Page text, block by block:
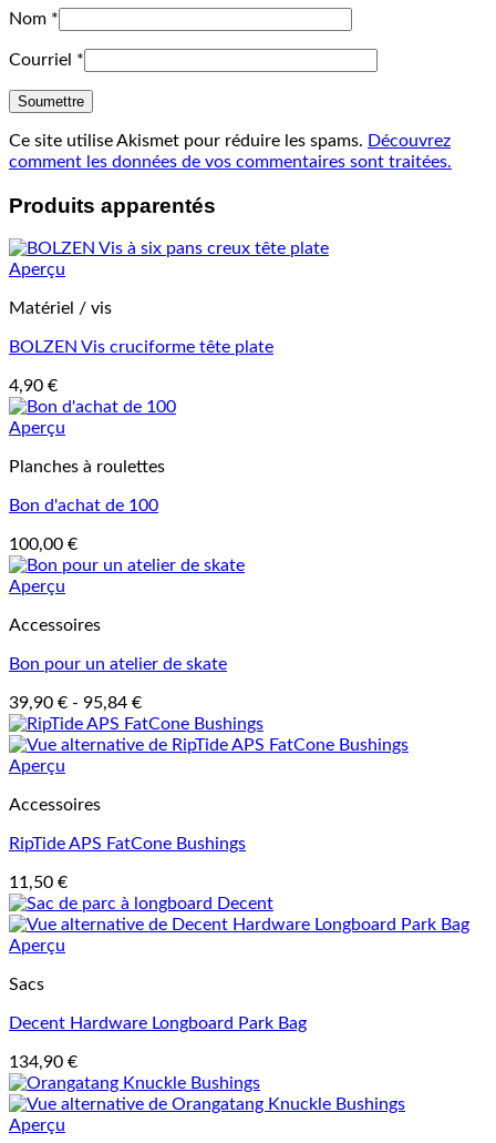
Nom *
Courriel *
Ce site utilise Akismet pour réduire les spams. Découvrez
comment les données de vos commentaires sont traitées.
Produits apparentés
Aperçu
Matériel / vis
BOLZEN Vis cruciforme tête plate
4,90 €
Aperçu
Planches à roulettes
Bon d'achat de 100
100,00 €
Aperçu
Accessoires
Bon pour un atelier de skate
39,90 € - 95,84 €
Aperçu
Accessoires
RipTide APS FatCone Bushings
11,50 €
Aperçu
Sacs
Decent Hardware Longboard Park Bag
134,90 €
Aperçu